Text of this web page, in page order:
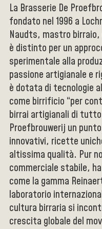
La Brasserie De
fondato nel 1996 a
Naudts, mastro birraio,
è distinto per un
sperimentale alla
passione artigianale e
è dotata di tecnologie
come birrificio “per
birrai artigianali di tutto
Proefbrouwerij un
innovativi, ricette
altissima qualità. Pur
commerciale stabile,
come la gamma
laboratorio
cultura birraria si
crescita globale del